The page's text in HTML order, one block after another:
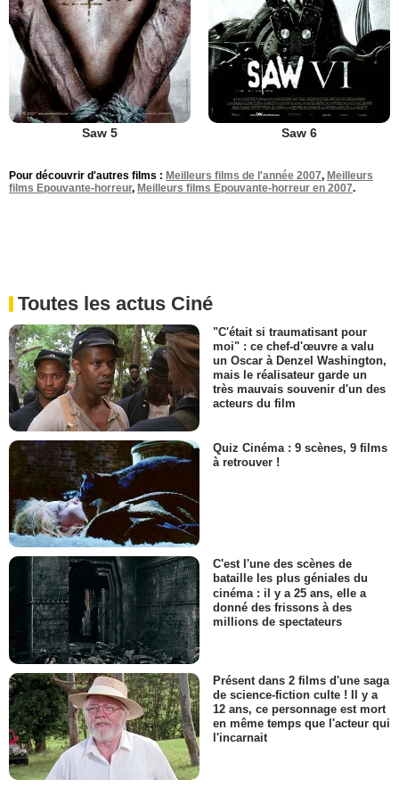
Saw 5 Saw 6
Pour découvrir d'autres films : Meilleurs films de l'année 2007, Meilleurs
films Epouvante-horreur, Meilleurs films Epouvante-horreur en 2007.
Toutes les actus Ciné
"C'était si traumatisant pour
moi" : ce chef-d'œuvre a valu
un Oscar à Denzel Washington,
mais le réalisateur garde un
très mauvais souvenir d'un des
acteurs du film
Quiz Cinéma : 9 scènes, 9 films
à retrouver !
C'est l'une des scènes de
bataille les plus géniales du
cinéma : il y a 25 ans, elle a
donné des frissons à des
millions de spectateurs
Présent dans 2 films d'une saga
de science-fiction culte ! Il y a
12 ans, ce personnage est mort
en même temps que l'acteur qui
l'incarnait